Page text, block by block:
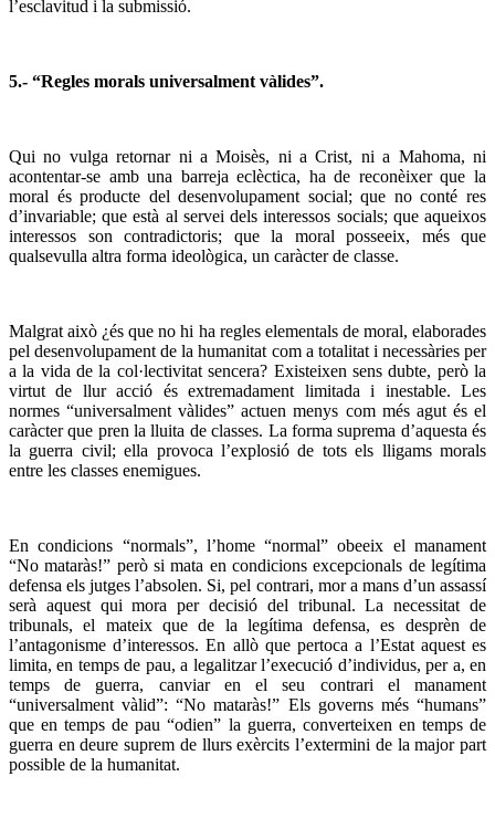
l’esclavitud i la submissió.
5.- “Regles morals universalment vàlides”.
Qui no vulga retornar ni a Moisès, ni a Crist, ni a Mahoma, ni
acontentar-se amb una barreja eclèctica, ha de reconèixer que la
moral és producte del desenvolupament social; que no conté res
d’invariable; que està al servei dels interessos socials; que aqueixos
interessos son contradictoris; que la moral posseeix, més que
qualsevulla altra forma ideològica, un caràcter de classe.
Malgrat això ¿és que no hi ha regles elementals de moral, elaborades
pel desenvolupament de la humanitat com a totalitat i necessàries per
a la vida de la col·lectivitat sencera? Existeixen sens dubte, però la
virtut de llur acció és extremadament limitada i inestable. Les
normes “universalment vàlides” actuen menys com més agut és el
caràcter que pren la lluita de classes. La forma suprema d’aquesta és
la guerra civil; ella provoca l’explosió de tots els lligams morals
entre les classes enemigues.
En condicions “normals”, l’home “normal” obeeix el manament
“No mataràs!” però si mata en condicions excepcionals de legítima
defensa els jutges l’absolen. Si, pel contrari, mor a mans d’un assassí
serà aquest qui mora per decisió del tribunal. La necessitat de
tribunals, el mateix que de la legítima defensa, es desprèn de
l’antagonisme d’interessos. En allò que pertoca a l’Estat aquest es
limita, en temps de pau, a legalitzar l’execució d’individus, per a, en
temps de guerra, canviar en el seu contrari el manament
“universalment vàlid”: “No mataràs!” Els governs més “humans”
que en temps de pau “odien” la guerra, converteixen en temps de
guerra en deure suprem de llurs exèrcits l’extermini de la major part
possible de la humanitat.